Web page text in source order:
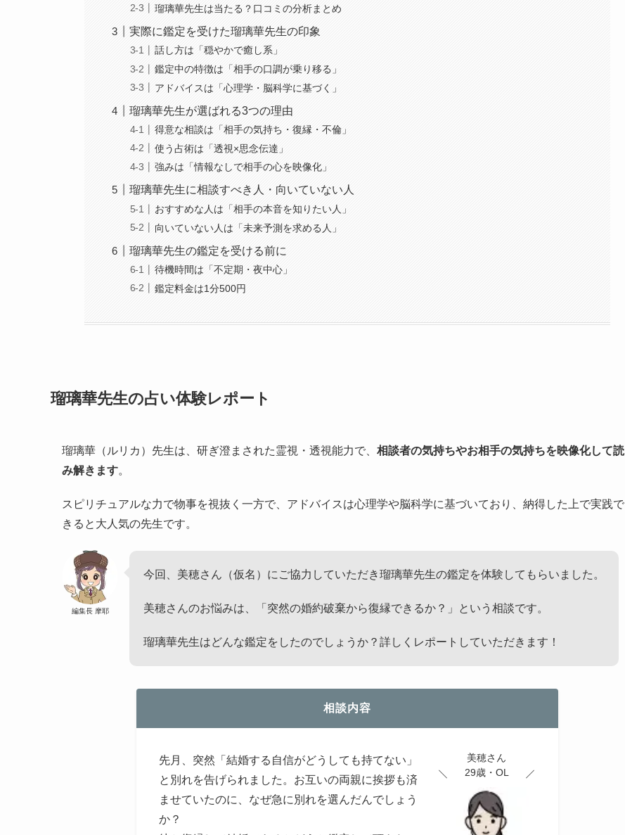
瑠璃華先生は当たる？口コミの分析まとめ
実際に鑑定を受けた瑠璃華先生の印象
話し方は「穏やかで癒し系」
鑑定中の特徴は「相手の口調が乗り移る」
アドバイスは「心理学・脳科学に基づく」
瑠璃華先生が選ばれる3つの理由
得意な相談は「相手の気持ち・復縁・不倫」
使う占術は「透視×思念伝達」
強みは「情報なしで相手の心を映像化」
瑠璃華先生に相談すべき人・向いていない人
おすすめな人は「相手の本音を知りたい人」
向いていない人は「未来予測を求める人」
瑠璃華先生の鑑定を受ける前に
待機時間は「不定期・夜中心」
鑑定料金は1分500円
瑠璃華先生の占い体験レポート
瑠璃華（ルリカ）先生は、研ぎ澄まされた霊視・透視能力で、 相談者の気持ちやお相手の気持ちを映像化して読
み解きます。
スピリチュアルな力で物事を視抜く一方で、アドバイスは心理学や脳科学に基づいており、納得した上で実践で
きると大人気の先生です。
編集長 摩耶
今回、美穂さん（仮名）にご協力していただき瑠璃華先生の鑑定を体験してもらいました。
美穂さんのお悩みは、「突然の婚約破棄から復縁できるか？」という相談です。
瑠璃華先生はどんな鑑定をしたのでしょうか？詳しくレポートしていただきます！
相談内容
先月、突然「結婚する自信がどうしても持てない」
と別れを告げられました。お互いの両親に挨拶も済
ませていたのに、なぜ急に別れを選んだんでしょう
か？
美穂さん
29歳・OL